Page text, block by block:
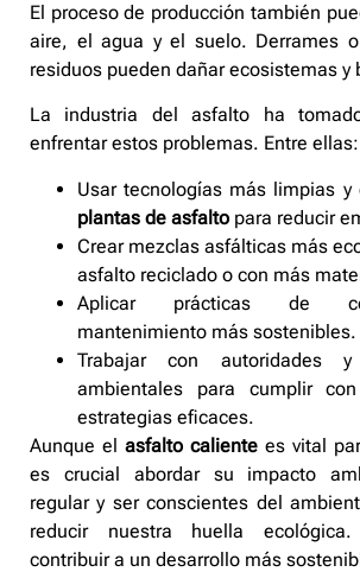
El proceso de producción también
aire, el agua y el suelo. Derrames
residuos pueden dañar ecosistemas y
La industria del asfalto ha
enfrentar estos problemas. Entre ellas:
Usar tecnologías más limpias
plantas de asfalto para reducir
Crear mezclas asfálticas más
asfalto reciclado o con más
Aplicar prácticas de
mantenimiento más sostenibles.
Trabajar con autoridades y
ambientales para cumplir
estrategias eficaces.
Aunque el asfalto caliente es vital
es crucial abordar su impacto
regular y ser conscientes del
reducir nuestra huella
contribuir a un desarrollo más